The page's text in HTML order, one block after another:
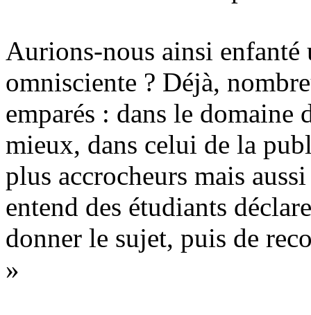
Aurions-nous ainsi
omnisciente ? Déjà,
emparés : dans le
mieux, dans celui de la
plus accrocheurs mais
entend des étudiants
donner le sujet, puis de
»